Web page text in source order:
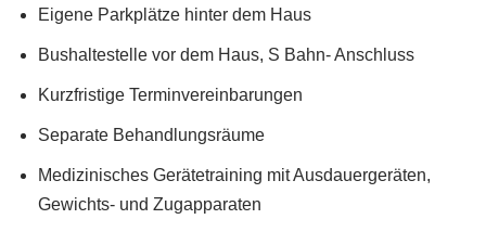
Eigene Parkplätze hinter dem Haus
Bushaltestelle vor dem Haus, S Bahn- Anschluss
Kurzfristige Terminvereinbarungen
Separate Behandlungsräume
Medizinisches Gerätetraining mit Ausdauergeräten,
Gewichts- und Zugapparaten